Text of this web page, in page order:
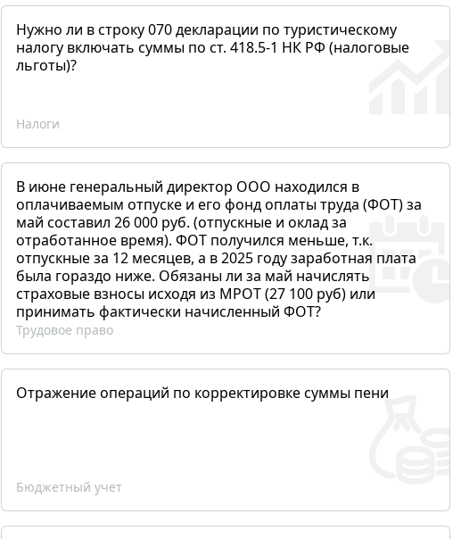
Нужно ли в строку 070 декларации по туристическому
налогу включать суммы по ст. 418.5-1 НК РФ (налоговые
льготы)?
Налоги
В июне генеральный директор ООО находился в
оплачиваемым отпуске и его фонд оплаты труда (ФОТ) за
май составил 26 000 руб. (отпускные и оклад за
отработанное время). ФОТ получился меньше, т.к.
отпускные за 12 месяцев, а в 2025 году заработная плата
была гораздо ниже. Обязаны ли за май начислять
страховые взносы исходя из МРОТ (27 100 руб) или
принимать фактически начисленный ФОТ?
Трудовое право
Отражение операций по корректировке суммы пени
Бюджетный учет